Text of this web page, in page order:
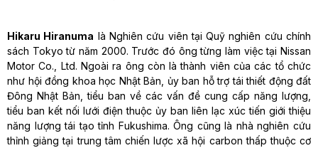
Hikaru Hiranuma là Nghiên cứu viên tại Quỹ nghiên cứu chính
sách Tokyo từ năm 2000. Trước đó ông từng làm việc tại Nissan
Motor Co., Ltd. Ngoài ra ông còn là thành viên của các tổ chức
như hội đồng khoa học Nhật Bản, ủy ban hỗ trợ tái thiết động đất
Đông Nhật Bản, tiểu ban về các vấn đề cung cấp năng lượng,
tiểu ban kết nối lưới điện thuộc ủy ban liên lạc xúc tiến giới thiệu
năng lượng tái tạo tỉnh Fukushima. Ông cũng là nhà nghiên cứu
thỉnh giảng tại trung tâm chiến lược xã hội carbon thấp thuộc cơ